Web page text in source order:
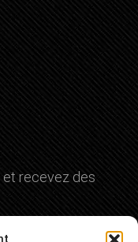
recevez des